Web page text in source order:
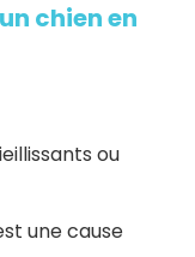
chien en
ou
une cause